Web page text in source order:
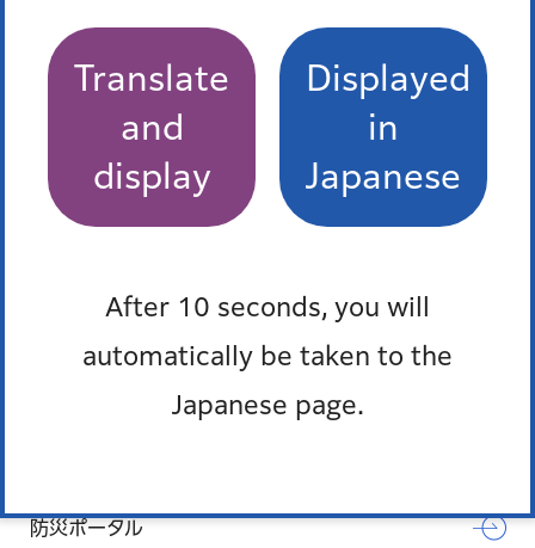
Translate
and
display
Displayed
in
Japanese
After 10 seconds, you will
automatically be taken to the
Japanese page.
自動車税などの減免
もっとみる
防災ポータル